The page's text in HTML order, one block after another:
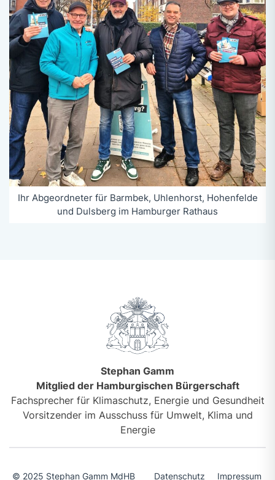
Ihr Abgeordneter für Barmbek, Uhlenhorst, Hohenfelde
und Dulsberg im Hamburger Rathaus
Stephan Gamm
Mitglied der Hamburgischen Bürgerschaft
Fachsprecher für Klimaschutz, Energie und Gesundheit
Vorsitzender im Ausschuss für Umwelt, Klima und
Energie
© 2025 Stephan Gamm MdHB Datenschutz Impressum